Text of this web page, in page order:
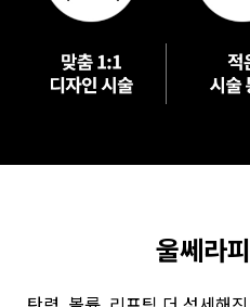
JEOLLA-DO
부산점
울쎄라